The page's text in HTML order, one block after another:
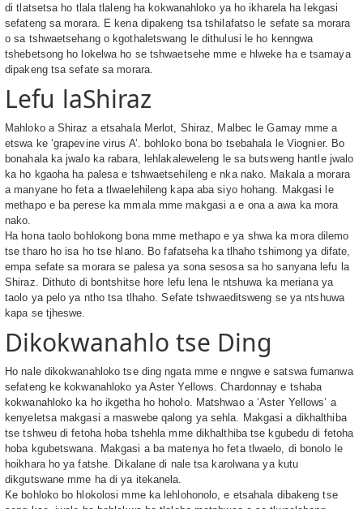
di tlatsetsa ho tlala tlaleng ha kokwanahloko ya ho ikharela ha lekgasi
sefateng sa morara. E kena dipakeng tsa tshilafatso le sefate sa morara
o sa tshwaetsehang o kgothaletswang le dithulusi le ho kenngwa
tshebetsong ho lokelwa ho se tshwaetsehe mme e hlweke ha e tsamaya
dipakeng tsa sefate sa morara.
Lefu laShiraz
Mahloko a Shiraz a etsahala Merlot, Shiraz, Malbec le Gamay mme a
etswa ke ‘grapevine virus A’. bohloko bona bo tsebahala le Viognier. Bo
bonahala ka jwalo ka rabara, lehlakaleweleng le sa butsweng hantle jwalo
ka ho kgaoha ha palesa e tshwaetsehileng e nka nako. Makala a morara
a manyane ho feta a tlwaelehileng kapa aba siyo hohang. Makgasi le
methapo e ba perese ka mmala mme makgasi a e ona a awa ka mora
nako.
Ha hona taolo bohlokong bona mme methapo e ya shwa ka mora dilemo
tse tharo ho isa ho tse hlano. Bo fafatseha ka tlhaho tshimong ya difate,
empa sefate sa morara se palesa ya sona sesosa sa ho sanyana lefu la
Shiraz. Dithuto di bontshitse hore lefu lena le ntshuwa ka meriana ya
taolo ya pelo ya ntho tsa tlhaho. Sefate tshwaeditsweng se ya ntshuwa
kapa se tjheswe.
Dikokwanahlo tse Ding
Ho nale dikokwanahloko tse ding ngata mme e nngwe e satswa fumanwa
sefateng ke kokwanahloko ya Aster Yellows. Chardonnay e tshaba
kokwanahloko ka ho ikgetha ho hoholo. Matshwao a ‘Aster Yellows’ a
kenyeletsa makgasi a maswebe qalong ya sehla. Makgasi a dikhalthiba
tse tshweu di fetoha hoba tshehla mme dikhalthiba tse kgubedu di fetoha
hoba kgubetswana. Makgasi a ba matenya ho feta tlwaelo, di bonolo le
hoikhara ho ya fatshe. Dikalane di nale tsa karolwana ya kutu
dikgutswane mme ha di ya itekanela.
Ke bohloko bo hlokolosi mme ka lehlohonolo, e etsahala dibakeng tse